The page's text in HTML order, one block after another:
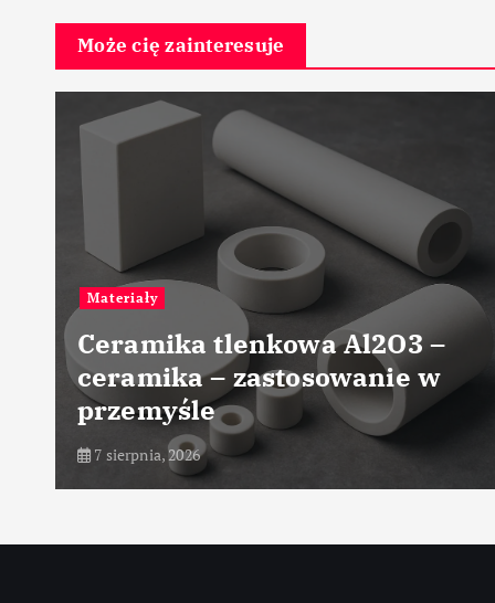
Może cię zainteresuje
Materiały
Ceramika tlenkowa Al2O3 –
ceramika – zastosowanie w
przemyśle
7 sierpnia, 2026